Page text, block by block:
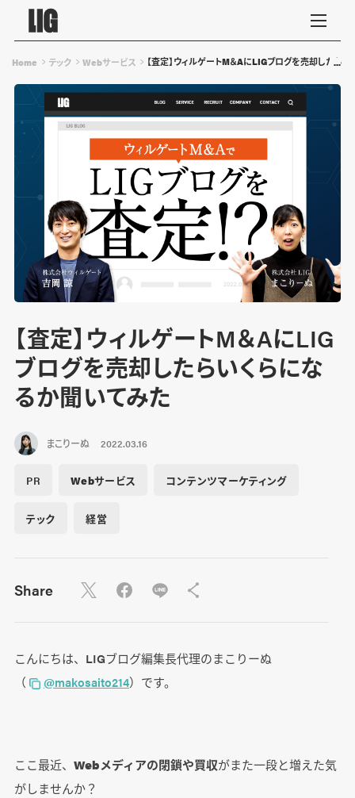
Home テック Webサービス 【査定】ウィルゲートM＆AにLIGブログを売却したら
【査定】ウィルゲートM＆AにLIG
ブログを売却したらいくらにな
るか聞いてみた
まこりーぬ 2022.03.16
PR Webサービス コンテンツマーケティング
テック 経営
Share
こんにちは、LIGブログ編集長代理のまこりーぬ
（
@makosaito214）です。
ここ最近、 Webメディアの閉鎖や買収がまた一段と増えた気
がしませんか？